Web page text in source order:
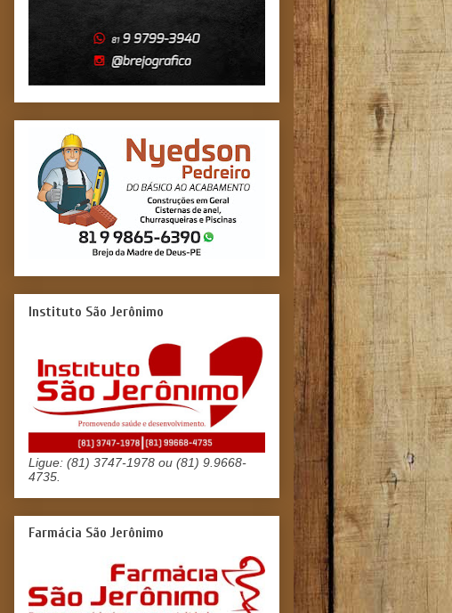
Instituto São Jerônimo
Ligue: (81) 3747-1978 ou (81) 9.9668-
4735.
Farmácia São Jerônimo